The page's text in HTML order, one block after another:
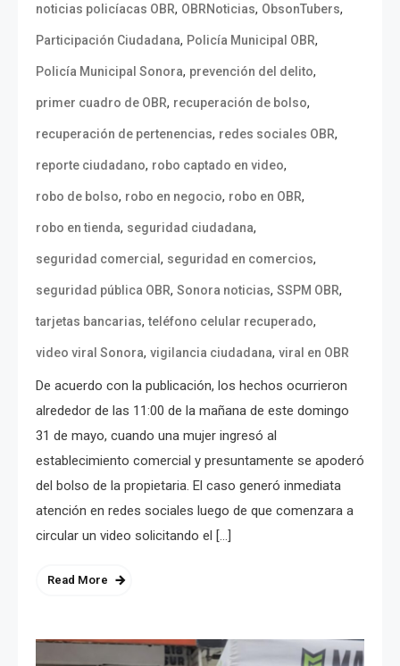
noticias policíacas OBR, OBRNoticias, ObsonTubers,
Participación Ciudadana, Policía Municipal OBR,
Policía Municipal Sonora, prevención del delito,
primer cuadro de OBR, recuperación de bolso,
recuperación de pertenencias, redes sociales OBR,
reporte ciudadano, robo captado en video,
robo de bolso, robo en negocio, robo en OBR,
robo en tienda, seguridad ciudadana,
seguridad comercial , seguridad en comercios,
seguridad pública OBR, Sonora noticias, SSPM OBR,
tarjetas bancarias,teléfono celular recuperado,
video viral Sonora, vigilancia ciudadana, viral en OBR
De acuerdo con la publicación, los hechos ocurrieron
alrededor de las 11:00 de la mañana de este domingo
31 de mayo, cuando una mujer ingresó al
establecimiento comercial y presuntamente se apoderó
del bolso de la propietaria. El caso generó inmediata
atención en redes sociales luego de que comenzara a
circular un video solicitando el […]
Read More